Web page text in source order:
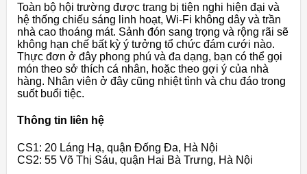
Toàn bộ hội trường được trang bị tiện nghi hiện đại và
hệ thống chiếu sáng linh hoạt, Wi-Fi không dây và trần
nhà cao thoáng mát. Sảnh đón sang trọng và rộng rãi sẽ
không hạn chế bất kỳ ý tưởng tổ chức đám cưới nào.
Thực đơn ở đây phong phú và đa dạng, bạn có thể gọi
món theo sở thích cá nhân, hoặc theo gợi ý của nhà
hàng. Nhân viên ở đây cũng nhiệt tình và chu đáo trong
suốt buổi tiệc.
Thông tin liên hệ
CS1: 20 Láng Hạ, quận Đống Đa, Hà Nội
CS2: 55 Võ Thị Sáu, quận Hai Bà Trưng, Hà Nội